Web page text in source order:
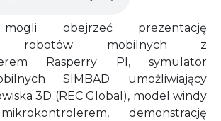
mogli obejrzeć prezentację
robotów mobilnych z
Rasperry PI, symulator
SIMBAD umożliwiający
3D (REC Global), model windy
demonstrację